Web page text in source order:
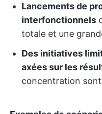
Lancements de
interfonctionnels
totale et une
Des initiatives
axées sur les
concentration sont